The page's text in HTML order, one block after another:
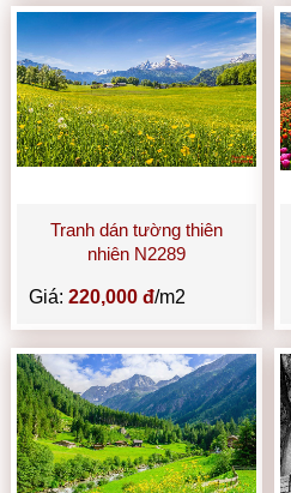
Tranh dán tường thiên
nhiên N2289
Giá:220,000 đ/m2